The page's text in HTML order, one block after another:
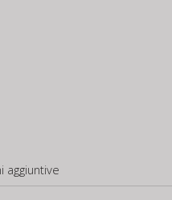
aggiuntive